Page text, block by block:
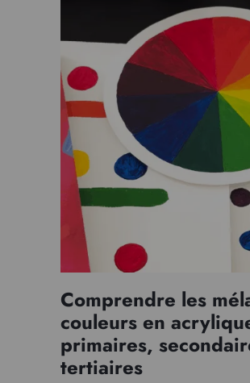
Comprendre les
couleurs en
primaires,
tertiaires